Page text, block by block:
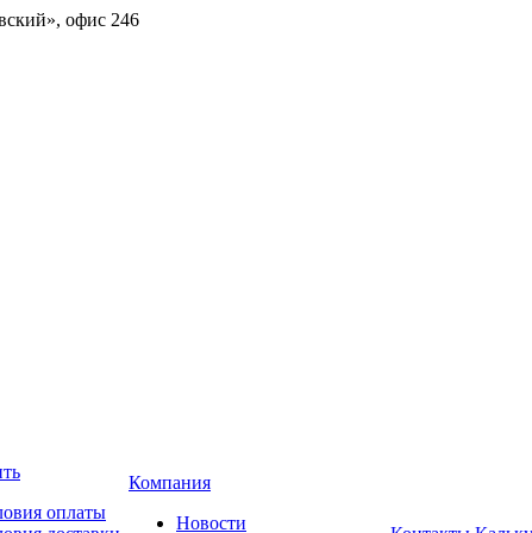
офис 246
оплаты
Компания
Новости